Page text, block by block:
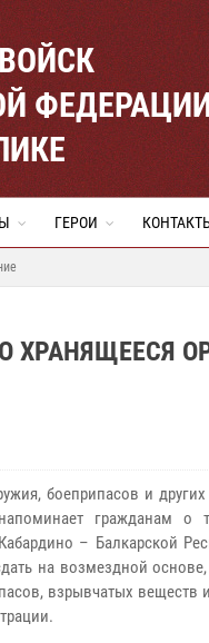
ГЕРОИ
ХРАНЯЩЕЕСЯ
боеприпасов и
гражданам о
– Балкарской
на возмездной
взрывчатых веществ